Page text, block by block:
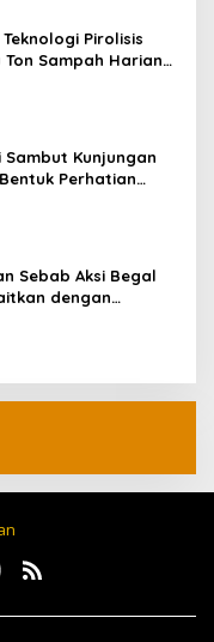
Pirolisis
Sampah Harian
Sambut Kunjungan
Perhatian
Sebab Aksi Begal
dengan